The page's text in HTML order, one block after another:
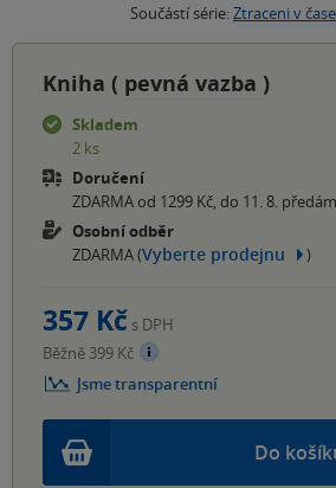
Součástí série:Ztraceni v čase
Kniha ( pevná vazba )
Skladem
2 ks
Doručení
ZDARMA od 1299 Kč, do 11. 8.
Osobní odběr
ZDARMA (Vyberte prodejnu )
Do
357 Kč s DPH
Běžně 399 Kč
Jsme transparentní